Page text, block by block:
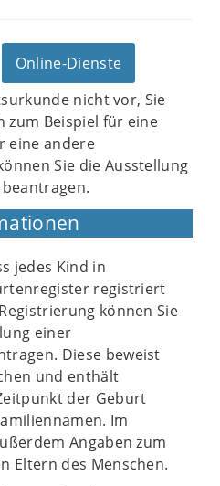
Online-Dienste
nicht vor, Sie
zum Beispiel für eine
eine andere
Sie die Ausstellung
jedes Kind in
registriert
können Sie
einer
Diese beweist
und enthält
der Geburt
Im
Angaben zum
Eltern des Menschen.